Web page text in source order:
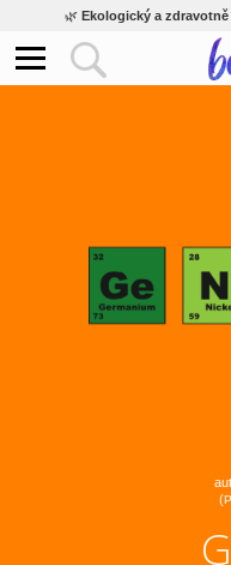
🌿 Ekologický a zdravotně
Inovativní výroba
Rychlé
(